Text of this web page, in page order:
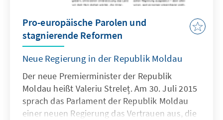
Pro-europäische Parolen und
stagnierende Reformen
Neue Regierung in der Republik Moldau
Der neue Premierminister der Republik
Moldau heißt Valeriu Streleț. Am 30. Juli 2015
sprach das Parlament der Republik Moldau
einer neuen Regierung das Vertrauen aus, die